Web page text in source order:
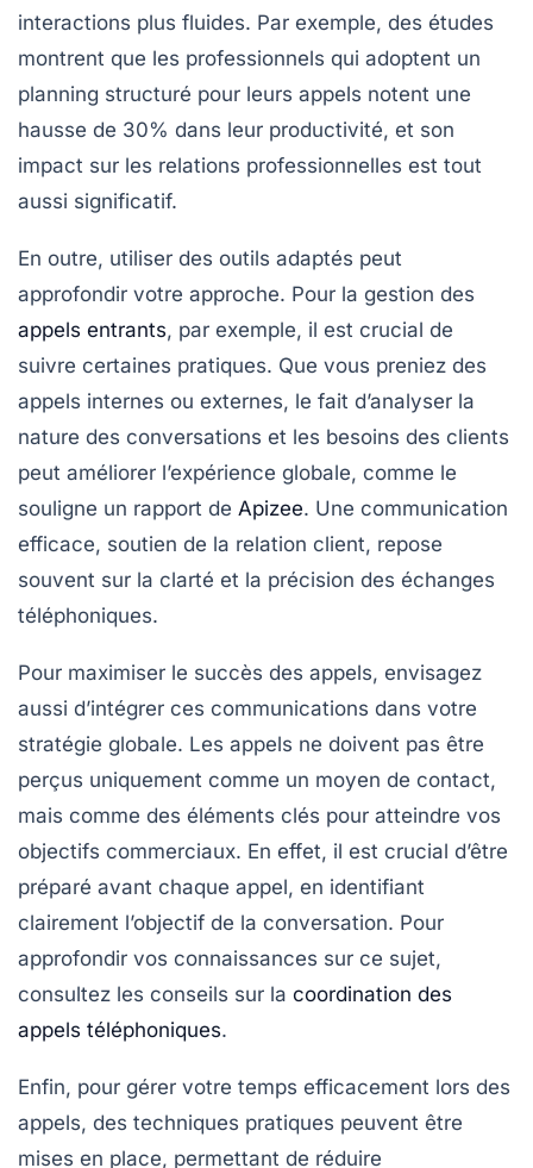
interactions plus fluides. Par exemple, des études
montrent que les professionnels qui adoptent un
planning structuré pour leurs appels notent une
hausse de 30% dans leur productivité, et son
impact sur les relations professionnelles est tout
aussi significatif.
En outre, utiliser des outils adaptés peut
approfondir votre approche. Pour la gestion des
appels entrants, par exemple, il est crucial de
suivre certaines pratiques. Que vous preniez des
appels internes ou externes, le fait d’analyser la
nature des conversations et les besoins des clients
peut améliorer l’expérience globale, comme le
souligne un rapport de Apizee. Une communication
efficace, soutien de la relation client, repose
souvent sur la clarté et la précision des échanges
téléphoniques.
Pour maximiser le succès des appels, envisagez
aussi d’intégrer ces communications dans votre
stratégie globale. Les appels ne doivent pas être
perçus uniquement comme un moyen de contact,
mais comme des éléments clés pour atteindre vos
objectifs commerciaux. En effet, il est crucial d’être
préparé avant chaque appel, en identifiant
clairement l’objectif de la conversation. Pour
approfondir vos connaissances sur ce sujet,
consultez les conseils sur la coordination des
appels téléphoniques.
Enfin, pour gérer votre temps efficacement lors des
appels, des techniques pratiques peuvent être
mises en place, permettant de réduire